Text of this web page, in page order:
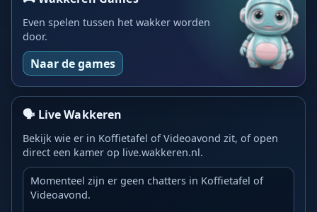
Even spelen tussen het wakker worden
door.
Naar de games
🗣️ Live Wakkeren
Bekijk wie er in Koffietafel of Videoavond zit, of open
direct een kamer op live.wakkeren.nl.
Momenteel zijn er geen chatters in Koffietafel of
Videoavond.